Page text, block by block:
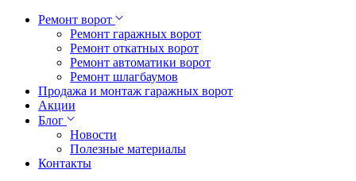
Ремонт ворот
Ремонт гаражных ворот
Ремонт откатных ворот
Ремонт автоматики ворот
Ремонт шлагбаумов
Продажа и монтаж гаражных ворот
Акции
Блог
Новости
Полезные материалы
Контакты